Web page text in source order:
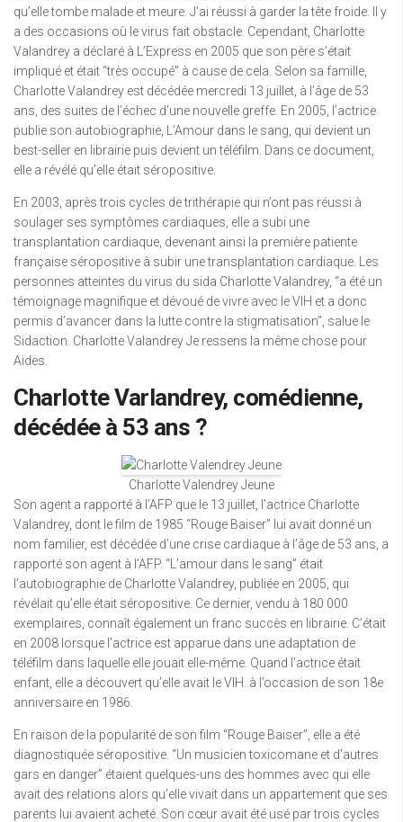
qu’elle tombe malade et meure. J’ai réussi à garder la tête froide. Il y
a des occasions où le virus fait obstacle. Cependant, Charlotte
Valandrey a déclaré à L’Express en 2005 que son père s’était
impliqué et était “très occupé” à cause de cela. Selon sa famille,
Charlotte Valandrey est décédée mercredi 13 juillet, à l’âge de 53
ans, des suites de l’échec d’une nouvelle greffe. En 2005, l’actrice
publie son autobiographie, L’Amour dans le sang, qui devient un
best-seller en librairie puis devient un téléfilm. Dans ce document,
elle a révélé qu’elle était séropositive.
En 2003, après trois cycles de trithérapie qui n’ont pas réussi à
soulager ses symptômes cardiaques, elle a subi une
transplantation cardiaque, devenant ainsi la première patiente
française séropositive à subir une transplantation cardiaque. Les
personnes atteintes du virus du sida Charlotte Valandrey, “a été un
témoignage magnifique et dévoué de vivre avec le VIH et a donc
permis d’avancer dans la lutte contre la stigmatisation”, salue le
Sidaction. Charlotte Valandrey Je ressens la même chose pour
Aides.
Charlotte Varlandrey, comédienne,
décédée à 53 ans ?
Charlotte Valendrey Jeune
Son agent a rapporté à l’AFP que le 13 juillet, l’actrice Charlotte
Valandrey, dont le film de 1985 “Rouge Baiser” lui avait donné un
nom familier, est décédée d’une crise cardiaque à l’âge de 53 ans, a
rapporté son agent à l’AFP. “L’amour dans le sang” était
l’autobiographie de Charlotte Valandrey, publiée en 2005, qui
révélait qu’elle était séropositive. Ce dernier, vendu à 180 000
exemplaires, connaît également un franc succès en librairie. C’était
en 2008 lorsque l’actrice est apparue dans une adaptation de
téléfilm dans laquelle elle jouait elle-même. Quand l’actrice était
enfant, elle a découvert qu’elle avait le VIH. à l’occasion de son 18e
anniversaire en 1986.
En raison de la popularité de son film “Rouge Baiser”, elle a été
diagnostiquée séropositive. “Un musicien toxicomane et d’autres
gars en danger” étaient quelques-uns des hommes avec qui elle
avait des relations alors qu’elle vivait dans un appartement que ses
parents lui avaient acheté. Son cœur avait été usé par trois cycles